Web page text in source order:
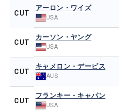
CUT
アーロン・ワイズ
USA
CUT
カーソン・ヤング
USA
CUT
キャメロン・デービス
AUS
CUT
フランキー・キャパン
USA